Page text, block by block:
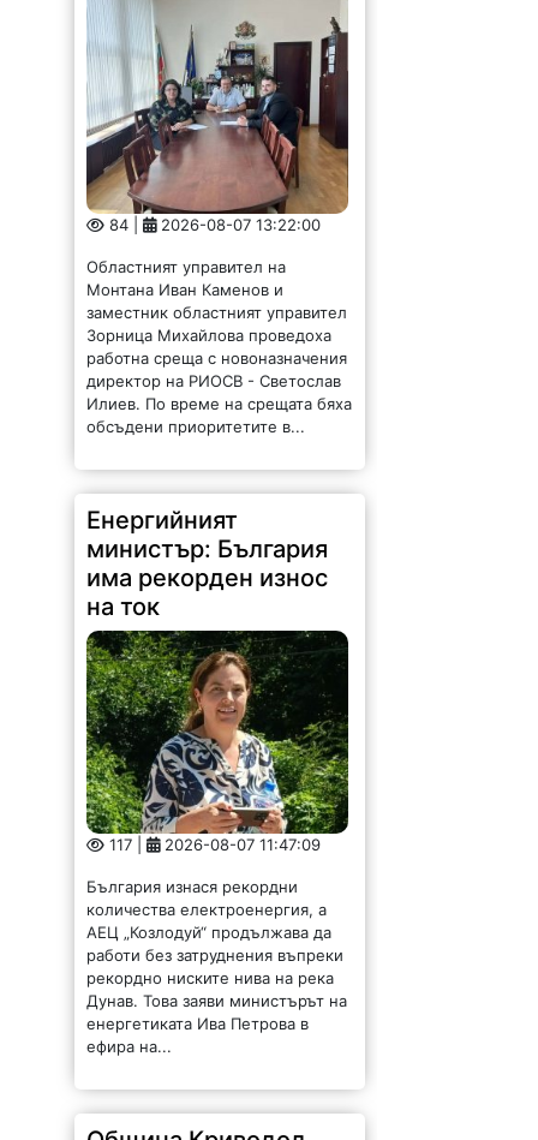
84 | 2026-08-07 13:22:00
Областният управител на
Монтана Иван Каменов и
заместник областният управител
Зорница Михайлова проведоха
работна среща с новоназначения
директор на РИОСВ - Светослав
Илиев. По време на срещата бяха
обсъдени приоритетите в...
Енергийният
министър: България
има рекорден износ
на ток
117 | 2026-08-07 11:47:09
България изнася рекордни
количества електроенергия, а
АЕЦ „Козлодуй“ продължава да
работи без затруднения въпреки
рекордно ниските нива на река
Дунав. Това заяви министърът на
енергетиката Ива Петрова в
ефира на...